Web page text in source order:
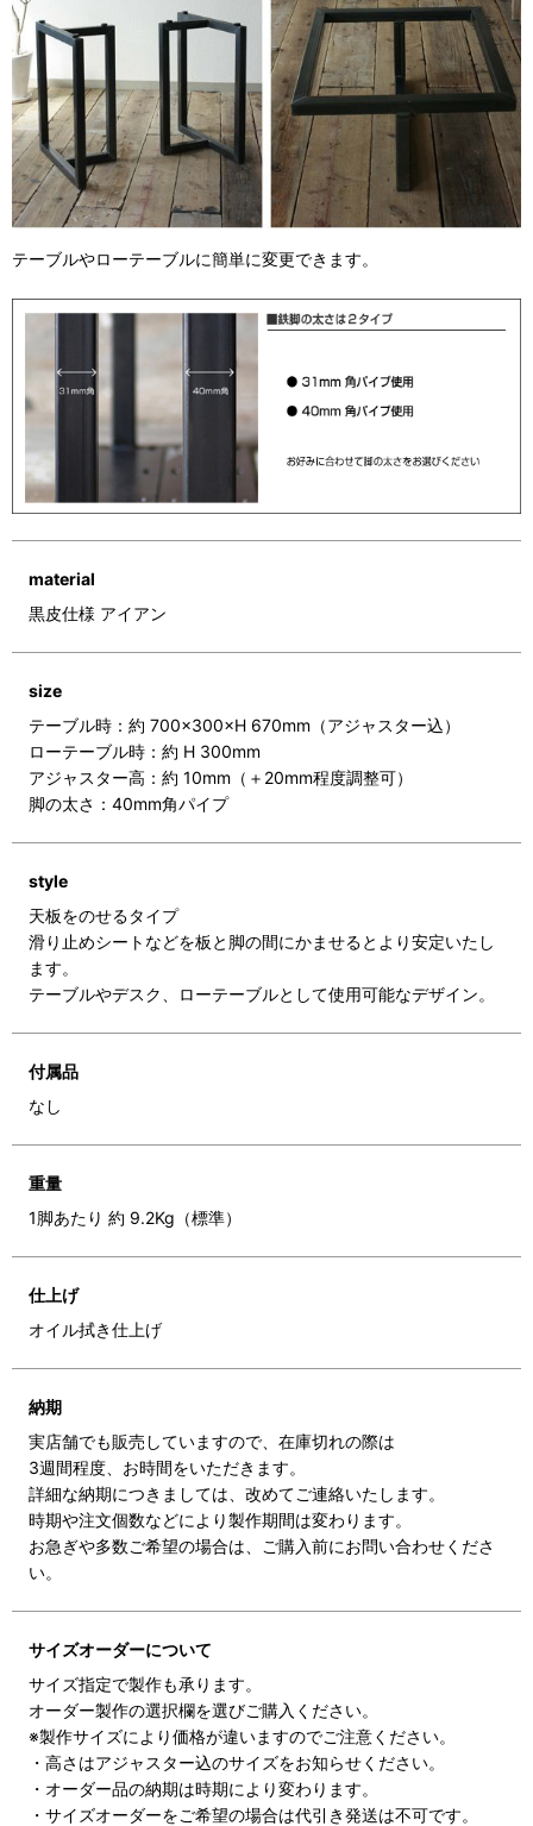
テーブルやローテーブルに簡単に変更できます。
material
黒皮仕様 アイアン
size
テーブル時：約 700×300×H 670mm（アジャスター込）
ローテーブル時：約 H 300mm
アジャスター高：約 10mm（＋20mm程度調整可）
脚の太さ：40mm角パイプ
style
天板をのせるタイプ
滑り止めシートなどを板と脚の間にかませるとより安定いたし
ます。
テーブルやデスク、ローテーブルとして使用可能なデザイン。
付属品
なし
重量
1脚あたり 約 9.2Kg（標準）
仕上げ
オイル拭き仕上げ
納期
実店舗でも販売していますので、在庫切れの際は
3週間程度、お時間をいただきます。
詳細な納期につきましては、改めてご連絡いたします。
時期や注文個数などにより製作期間は変わります。
お急ぎや多数ご希望の場合は、ご購入前にお問い合わせくださ
い。
サイズオーダーについて
サイズ指定で製作も承ります。
オーダー製作の選択欄を選びご購入ください。
※製作サイズにより価格が違いますのでご注意ください。
・高さはアジャスター込のサイズをお知らせください。
・オーダー品の納期は時期により変わります。
・サイズオーダーをご希望の場合は代引き発送は不可です。